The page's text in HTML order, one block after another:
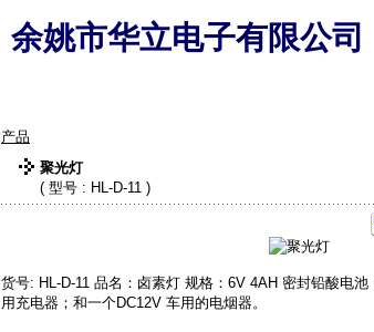
余姚市华立电子有限公司
产品
聚光灯
( 型号 : HL-D-11 )
货号: HL-D-11 品名：卤素灯 规格：6V 4AH 密封铅酸电
用充电器；和一个DC12V 车用的电烟器。